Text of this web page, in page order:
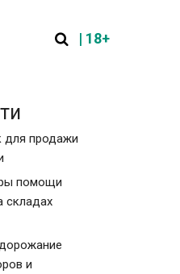
| 18+
для продажи
помощи
складах
и